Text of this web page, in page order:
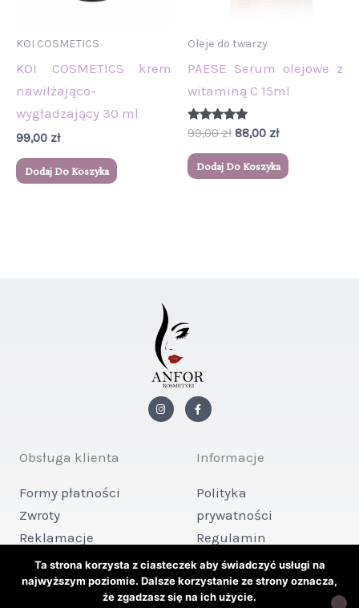
KOI COSMETICS
KOI COSMETICS krem
nawilżająco-
wygładzający 30 ml
99,00 zł
Dodaj Do Koszyka
Oleje do twarzy
PAESE Serum olejowe z
witaminą C 15ml
Oceniono
na 5
99,00zł 88,00 zł
Dodaj Do Koszyka
n
s
F
a
c
o
o
f
Obsługa klienta
Formy płatności
Zwroty
Reklamacje
Kontakt
Informacje
Polityka
prywatności
Regulamin
sklepu
Ta strona korzysta z ciasteczek aby świadczyć usługi na
najwyższym poziomie. Dalsze korzystanie ze strony oznacza,
że zgadzasz się na ich użycie.